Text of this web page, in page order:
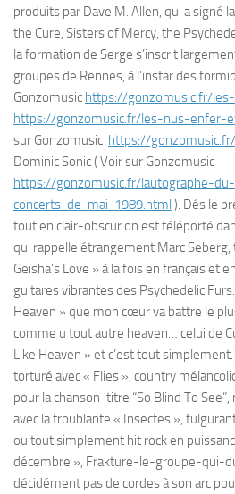
produits par Dave M. Allen, qui a signé
the Cure, Sisters of Mercy, the
la formation de Serge s’inscrit
groupes de Rennes, à l’instar des
Gonzomusic https://gonzomusic.fr/
https://gonzomusic.fr/les-nus-enfer-
sur Gonzomusic https://
Dominic Sonic ( Voir sur Gonzomusic
https://gonzomusic.fr/lautographe-
concerts-de-mai-1989.html ). Dés le
tout en clair-obscur on est téléporté
qui rappelle étrangement Marc
Geisha’s Love » à la fois en français et
guitares vibrantes des Psychedelic
Heaven » que mon cœur va battre le
comme u tout autre heaven… celui de
Like Heaven » et c’est tout
torturé avec « Flies », country
pour la chanson-titre “So Blind To
avec la troublante « Insectes »,
ou tout simplement hit rock en
décembre », Frakture-le-groupe-qui-
décidément pas de cordes à son arc